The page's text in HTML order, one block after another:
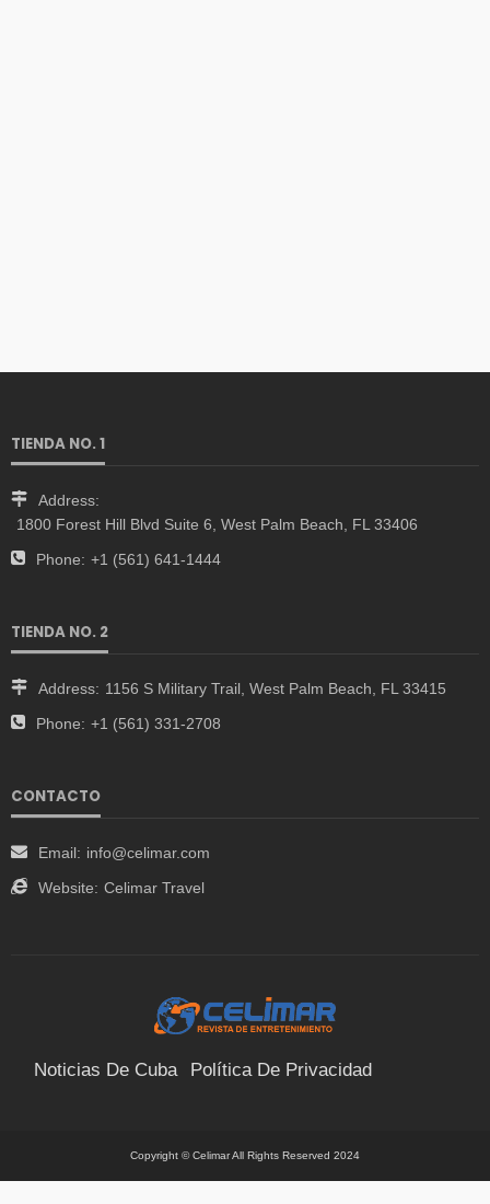
TIENDA NO. 1
Address:
1800 Forest Hill Blvd Suite 6, West Palm Beach, FL 33406
Phone: +1 (561) 641-1444
TIENDA NO. 2
Address: 1156 S Military Trail, West Palm Beach, FL 33415
Phone: +1 (561) 331-2708
CONTACTO
Email: info@celimar.com
Website: Celimar Travel
Noticias De Cuba Política De Privacidad
Copyright © Celimar All Rights Reserved 2024